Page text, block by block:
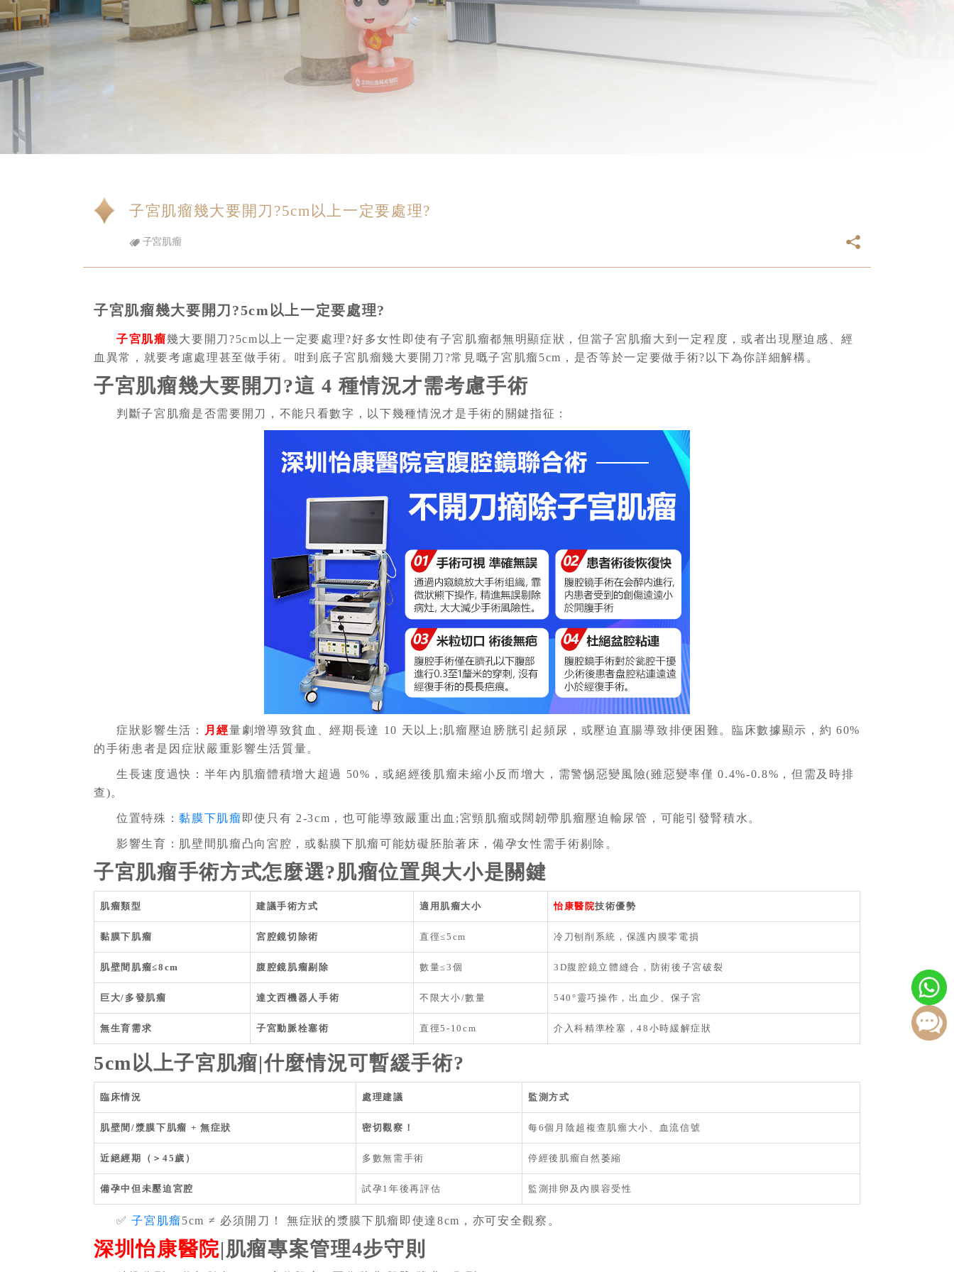
子宮肌瘤幾大要開刀?5cm以上一定要處理?
子宮肌瘤
子宮肌瘤幾大要開刀?5cm以上一定要處理?
子宮肌瘤幾大要開刀?5cm以上一定要處理?好多女性即使有子宮肌瘤都無明顯症狀，但當子宮肌瘤大到一定程度，或者出現壓迫感、經
血異常，就要考慮處理甚至做手術。咁到底子宮肌瘤幾大要開刀?常見嘅子宮肌瘤5cm，是否等於一定要做手術?以下為你詳細解構。
子宮肌瘤幾大要開刀?這 4 種情況才需考慮手術
判斷子宮肌瘤是否需要開刀，不能只看數字，以下幾種情況才是手術的關鍵指征：
症狀影響生活： 月經量劇增導致貧血、經期長達 10 天以上;肌瘤壓迫膀胱引起頻尿，或壓迫直腸導致排便困難。臨床數據顯示，約 60%
的手術患者是因症狀嚴重影響生活質量。
生長速度過快：半年內肌瘤體積增大超過 50%，或絕經後肌瘤未縮小反而增大，需警惕惡變風險(雖惡變率僅 0.4%-0.8%，但需及時排
查)。
位置特殊：黏膜下肌瘤 即使只有 2-3cm，也可能導致嚴重出血;宮頸肌瘤或闊韌帶肌瘤壓迫輸尿管，可能引發腎積水。
影響生育：肌壁間肌瘤凸向宮腔，或黏膜下肌瘤可能妨礙胚胎著床，備孕女性需手術剔除。
子宮肌瘤手術方式怎麼選?肌瘤位置與大小是關鍵
肌瘤類型 建議手術方式 適用肌瘤大小 怡康醫院技術優勢
黏膜下肌瘤 宮腔鏡切除術 直徑≤5cm 冷刀刨削系統，保護內膜零電損
肌壁間肌瘤≤8cm 腹腔鏡肌瘤剔除 數量≤3個 3D腹腔鏡立體縫合，防術後子宮破裂
巨大/多發肌瘤 達文西機器人手術 不限大小/數量 540°靈巧操作，出血少、保子宮
無生育需求 子宮動脈栓塞術 直徑5-10cm 介入科精準栓塞，48小時緩解症狀
5cm以上子宮肌瘤|什麼情況可暫緩手術?
臨床情況 處理建議 監測方式
肌壁間/漿膜下肌瘤 + 無症狀 密切觀察！ 每6個月陰超複查肌瘤大小、血流信號
近絕經期（＞45歲） 多數無需手術 停經後肌瘤自然萎縮
備孕中但未壓迫宮腔 試孕1年後再評估 監測排卵及內膜容受性
✅子宮肌瘤5cm ≠ 必須開刀！ 無症狀的漿膜下肌瘤即使達8cm，亦可安全觀察。
深圳怡康醫院|肌瘤專案管理4步守則